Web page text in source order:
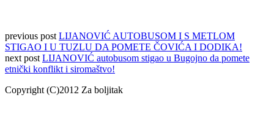
previous post LIJANOVIĆ AUTOBUSOM I S METLOM
STIGAO I U TUZLU DA POMETE ČOVIĆA I DODIKA!
next post LIJANOVIĆ autobusom stigao u Bugojno da pomete
etnički konflikt i siromaštvo!
Copyright (C)2012 Za boljitak